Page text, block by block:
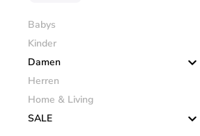
Babys
Kinder
Damen
Herren
Home & Living
SALE